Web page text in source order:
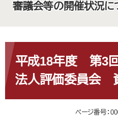
審議会等の開催状況に
文 平成18年度 第3
法人評価委員会
ページ番号：